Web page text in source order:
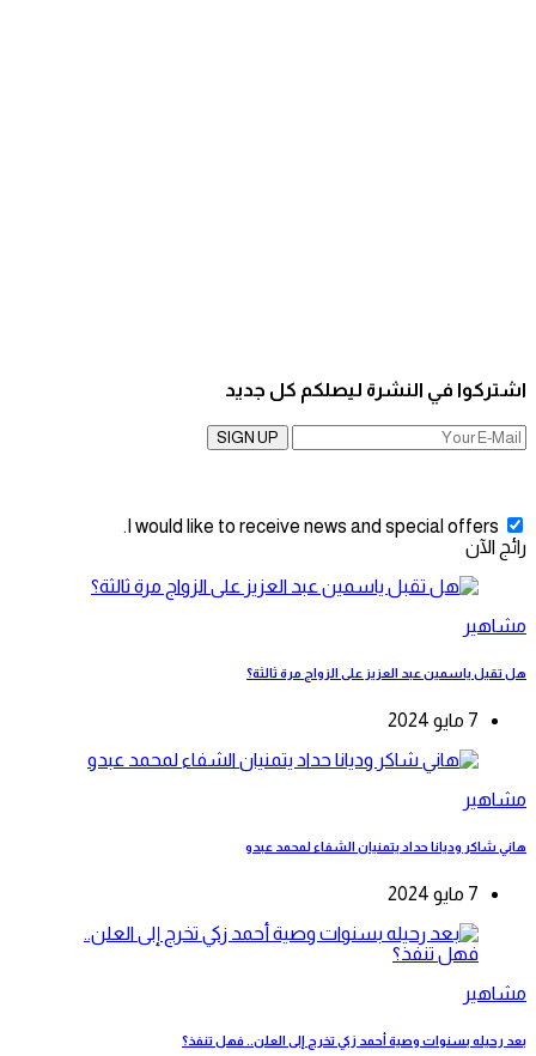
اشتركوا في النشرة ليصلكم كل جديد
SIGN UP
I would like to receive news and special offers.
رائج الآن
مشاهير
هل تقبل ياسمين عبد العزيز على الزواج مرة ثالثة؟
7 مايو 2024
مشاهير
هاني شاكر وديانا حداد يتمنيان الشفاء لمحمد عبدو
7 مايو 2024
مشاهير
بعد رحيله بسنوات وصية أحمد زكي تخرج إلى العلن.. فهل تنفذ؟